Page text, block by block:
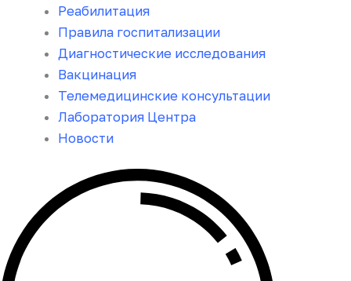
Реабилитация
Правила госпитализации
Диагностические исследования
Вакцинация
Телемедицинские консультации
Лаборатория Центра
Новости